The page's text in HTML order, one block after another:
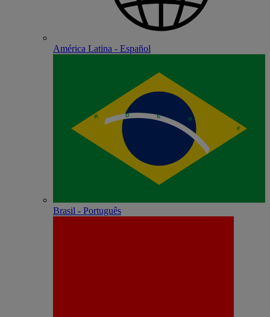
América Latina - Español
Brasil - Português